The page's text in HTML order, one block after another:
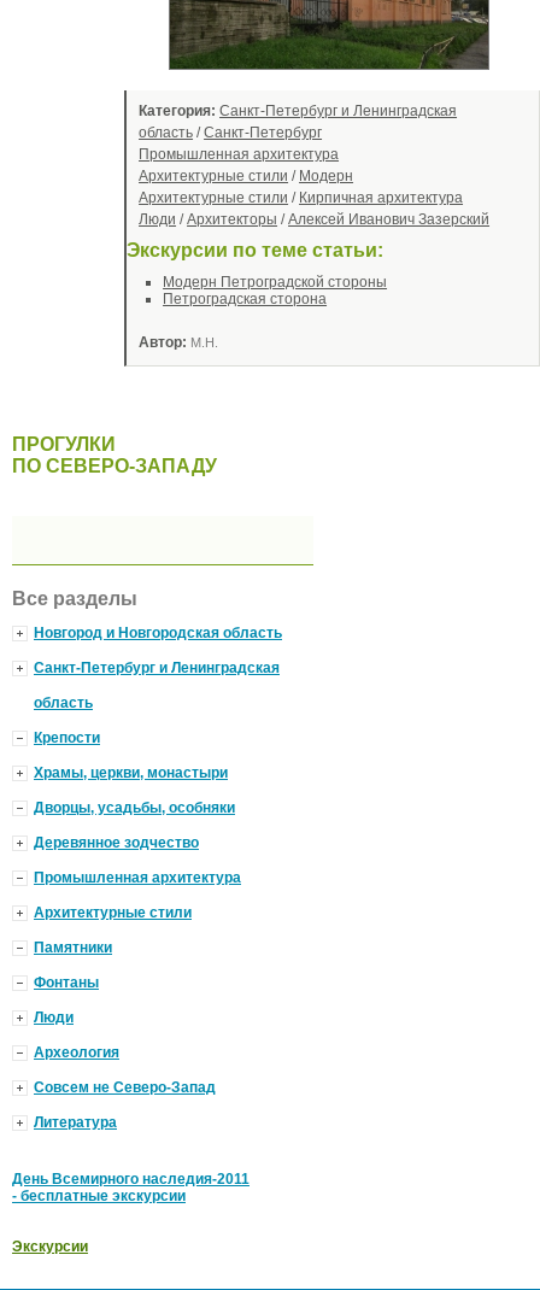
Категория:Санкт-Петербург и Ленинградская
область /Санкт-Петербург
Промышленная архитектура
Архитектурные стили / Модерн
Архитектурные стили / Кирпичная архитектура
Люди /Архитекторы /Алексей Иванович Зазерский
Экскурсии по теме статьи:
Модерн Петроградской стороны
Петроградская сторона
Автор: М.Н.
ПРОГУЛКИ
ПО СЕВЕРО-ЗАПАДУ
Все разделы
Новгород и Новгородская область
Санкт-Петербург и Ленинградская
область
Крепости
Храмы, церкви, монастыри
Дворцы, усадьбы, особняки
Деревянное зодчество
Промышленная архитектура
Архитектурные стили
Памятники
Фонтаны
Люди
Археология
Совсем не Северо-Запад
Литература
День Всемирного наследия-2011
- бесплатные экскурсии
Экскурсии